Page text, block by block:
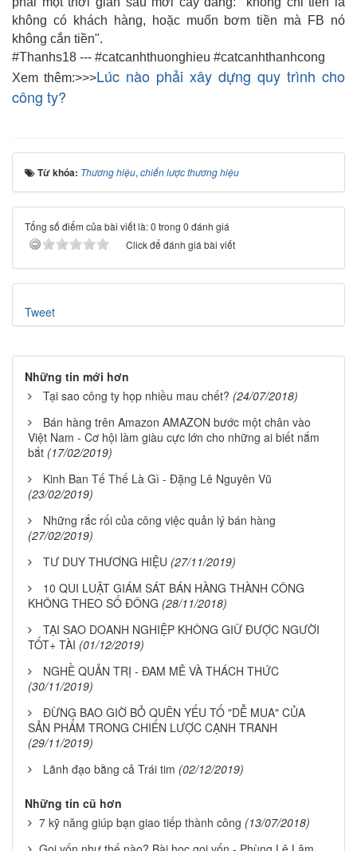
không có khách hàng, hoặc muốn bơm tiền mà FB nó
không cắn tiền".
#Thanhs18 --- #catcanhthuonghieu #catcanhthanhcong
Xem thêm:>>>Lúc nào phải xây dựng quy trình cho
công ty?
Từ khóa: Thương hiệu, chiến lược thương hiệu
Tổng số điểm của bài viết là: 0 trong 0 đánh giá
Click để đánh giá bài viết
Tweet
Những tin mới hơn
Tại sao công ty họp nhiều mau chết? (24/07/2018)
Bán hàng trên Amazon AMAZON bước một chân vào
Việt Nam - Cơ hội làm giàu cực lớn cho những ai biết nắm
bắt (17/02/2019)
Kinh Ban Tế Thế Là Gì - Đặng Lê Nguyên Vũ
(23/02/2019)
Những rắc rối của công việc quản lý bán hàng
(27/02/2019)
TƯ DUY THƯƠNG HIỆU (27/11/2019)
10 QUI LUẬT GIÁM SÁT BÁN HÀNG THÀNH CÔNG
KHÔNG THEO SỐ ĐÔNG (28/11/2018)
TẠI SAO DOANH NGHIỆP KHÔNG GIỮ ĐƯỢC NGƯỜI
TỐT+ TÀI (01/12/2019)
NGHỀ QUẢN TRỊ - ĐAM MÊ VÀ THÁCH THỨC
(30/11/2019)
ĐỪNG BAO GIỜ BỎ QUÊN YẾU TỐ "DỄ MUA" CỦA
SẢN PHẨM TRONG CHIẾN LƯỢC CẠNH TRANH
(29/11/2019)
Lãnh đạo bằng cả Trái tim (02/12/2019)
Những tin cũ hơn
7 kỹ năng giúp bạn giao tiếp thành công (13/07/2018)